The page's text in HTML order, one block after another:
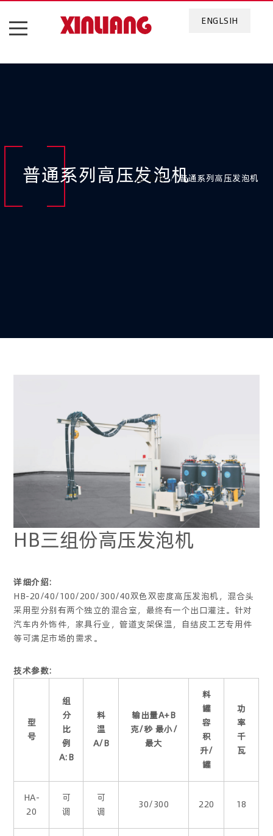
ENGLSIH
普通系列高压发泡机
首页 普通系列高压发泡机
HB三组份高压发泡机
详细介绍:
HB-20/40/100/200/300/40双色双密度高压发泡机，混合头
采用型分别有两个独立的混合室，最终有一个出口灌注。针对
汽车内外饰件，家具行业，管道支架保温，自结皮工艺专用件
等可满足市场的需求。
技术参数:
型
号
组
分
比
例
A:B
料
温
A/B
输出量A+B
克/秒 最小/
最大
料
罐
容
积
升/
罐
功
率
千
瓦
HA-
20
可
调
可
调
30/300 220 18